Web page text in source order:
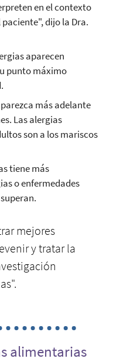
en el contexto
dijo la Dra.
aparecen
punto máximo
más adelante
Las alergias
son a los mariscos
tiene más
o enfermedades
mejores
y tratar la
alimentarias